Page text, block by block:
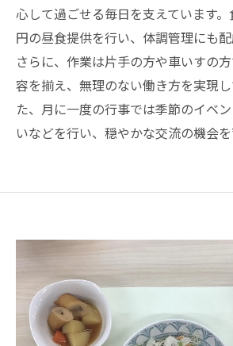
心して過ごせる毎日を支えています
円の昼食提供を行い、体調管理にも配
さらに、作業は片手の方や車いすの
容を揃え、無理のない働き方を実現
た、月に一度の行事では季節のイベ
いなどを行い、穏やかな交流の機会を